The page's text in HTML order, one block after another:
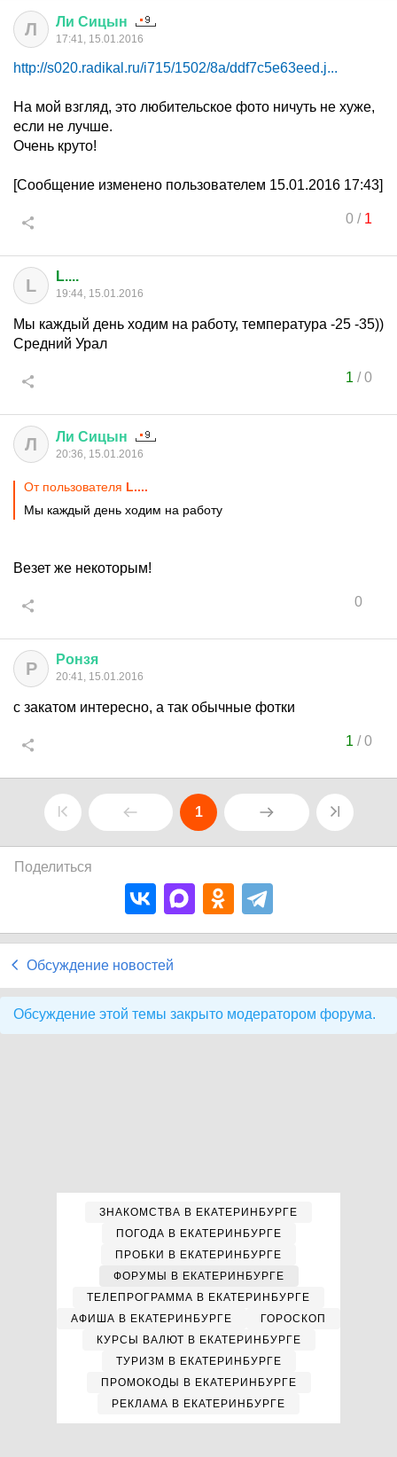
Л Ли Сицын
17:41, 15.01.2016
http://s020.radikal.ru/i715/1502/8a/ddf7c5e63eed.j...
На мой взгляд, это любительское фото ничуть не хуже,
если не лучше.
Очень круто!
[Сообщение изменено пользователем 15.01.2016 17:43]
0/ 1
L L....
19:44, 15.01.2016
Мы каждый день ходим на работу, температура -25 -35))
Средний Урал
1 /0
Л Ли Сицын
20:36, 15.01.2016
От пользователя L....
Мы каждый день ходим на работу
Везет же некоторым!
0
Р Ронзя
20:41, 15.01.2016
с закатом интересно, а так обычные фотки
1 /0
1
Поделиться
Обсуждение новостей
Обсуждение этой темы закрыто модератором форума.
ЗНАКОМСТВА В ЕКАТЕРИНБУРГЕ
ПОГОДА В ЕКАТЕРИНБУРГЕ
ПРОБКИ В ЕКАТЕРИНБУРГЕ
ФОРУМЫ В ЕКАТЕРИНБУРГЕ
ТЕЛЕПРОГРАММА В ЕКАТЕРИНБУРГЕ
АФИША В ЕКАТЕРИНБУРГЕ
ГОРОСКОП
КУРСЫ ВАЛЮТ В ЕКАТЕРИНБУРГЕ
ТУРИЗМ В ЕКАТЕРИНБУРГЕ
ПРОМОКОДЫ В ЕКАТЕРИНБУРГЕ
РЕКЛАМА В ЕКАТЕРИНБУРГЕ